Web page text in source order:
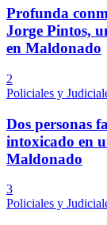
Profunda
Jorge Pintos,
en Maldonado
2
Policiales y
Dos personas
intoxicado en
Maldonado
3
Policiales y